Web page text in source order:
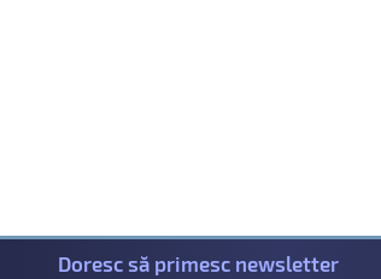
Doresc să primesc newsletter